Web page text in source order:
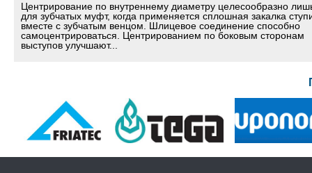
Центрирование по внутреннему диаметру целесообразно
для зубчатых муфт, когда применяется сплошная закалка
вместе с зубчатым венцом. Шлицевое соединение способно
самоцентрироваться. Центрированием по боковым сторонам
выступов улучшают...